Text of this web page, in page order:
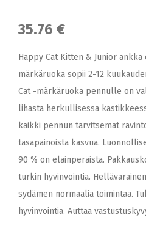
35.76 €
Happy Cat Kitten & Junior
märkäruoka sopii 2-12
Cat -märkäruoka pennulle on
lihasta herkullisessa
kaikki pennun tarvitsemat
tasapainoista kasvua.
90 % on eläinperäistä.
turkin hyvinvointia.
sydämen normaalia toimintaa.
hyvinvointia. Auttaa